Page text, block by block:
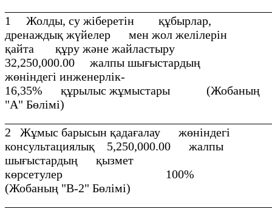
1 Жолды, су жіберетін құбырлар,
дренаждық жүйелер мен жол желілерін
қайта құру және жайластыру
32,250,000.00 жалпы шығыстардың
жөніндегі инженерлік-
16,35% құрылыс жұмыстары (Жобаның
"А" Бөлімі)
2 Жұмыс барысын қадағалау жөніндегі
консультациялық 5,250,000.00 жалпы
шығыстардың қызмет
көрсетулер 100%
(Жобаның "В-2" Бөлімі)